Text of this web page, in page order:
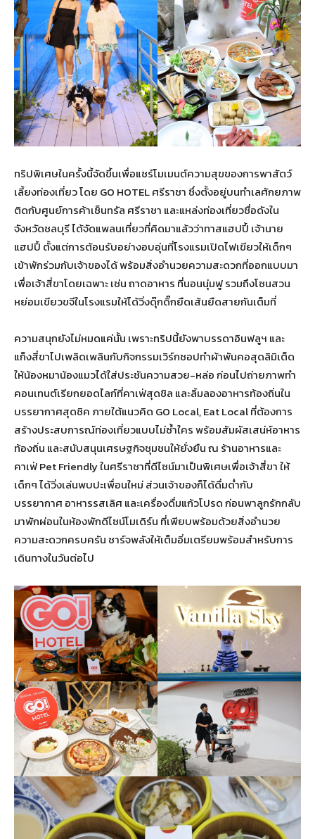
ทริปพิเศษในครั้งนี้จัดขึ้นเพื่อแชร์โมเมนต์ความสุขของการพาสัตว์
เลี้ยงท่องเที่ยว โดย GO HOTEL ศรีราชา ซึ่งตั้งอยู่บนทำเลศักยภาพ
ติดกับศูนย์การค้าเซ็นทรัล ศรีราชา และแหล่งท่องเที่ยวชื่อดังใน
จังหวัดชลบุรี ได้จัดแพลนเที่ยวที่คิดมาแล้วว่าทาสแฮปปี้ เจ้านาย
แฮปปี้ ตั้งแต่การต้อนรับอย่างอบอุ่นที่โรงแรมเปิดไฟเขียวให้เด็กๆ
เข้าพักร่วมกับเจ้าของได้ พร้อมสิ่งอำนวยความสะดวกที่ออกแบบมา
เพื่อเจ้าสี่ขาโดยเฉพาะ เช่น ถาดอาหาร ที่นอนนุ่มฟู รวมถึงโซนสวน
หย่อมเขียวขจีในโรงแรมให้ได้วิ่งดุ๊กดิ๊กยืดเส้นยืดสายกันเต็มที่
ความสนุกยังไม่หมดแค่นั้น เพราะทริปนี้ยังพาบรรดาอินฟลูฯ และ
แก็งสี่ขาไปเพลิดเพลินกับกิจกรรมเวิร์กชอปทำผ้าพันคอสุดลิมิเต็ด
ให้น้องหมาน้องแมวได้ใส่ประชันความสวย-หล่อ ก่อนไปถ่ายภาพทำ
คอนเทนต์เรียกยอดไลก์ที่คาเฟ่สุดชิล และลิ้มลองอาหารท้องถิ่นใน
บรรยากาศสุดชิค ภายใต้แนวคิด GO Local, Eat Local ที่ต้องการ
สร้างประสบการณ์ท่องเที่ยวแบบไม่ซ้ำใคร พร้อมสัมผัสเสน่ห์อาหาร
ท้องถิ่น และสนับสนุนเศรษฐกิจชุมชนให้ยั่งยืน ณ ร้านอาหารและ
คาเฟ่ Pet Friendly ในศรีราชาที่ดีไซน์มาเป็นพิเศษเพื่อเจ้าสี่ขา ให้
เด็กๆ ได้วิ่งเล่นพบปะเพื่อนใหม่ ส่วนเจ้าของก็ได้ดื่มด่ำกับ
บรรยากาศ อาหารรสเลิศ และเครื่องดื่มแก้วโปรด ก่อนพาลูกรักกลับ
มาพักผ่อนในห้องพักดีไซน์โมเดิร์น ที่เพียบพร้อมด้วยสิ่งอำนวย
ความสะดวกครบครัน ชาร์จพลังให้เต็มอิ่มเตรียมพร้อมสำหรับการ
เดินทางในวันต่อไป